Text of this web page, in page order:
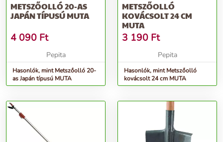
METSZŐOLLÓ 20-AS
JAPÁN TÍPUSÚ MUTA
4 090 Ft
Pepita
Hasonlók, mint Metszőolló 20-
as Japán típusú MUTA
METSZŐOLLÓ
KOVÁCSOLT 24 CM
MUTA
3 190 Ft
Pepita
Hasonlók, mint Metszőolló
kovácsolt 24 cm MUTA